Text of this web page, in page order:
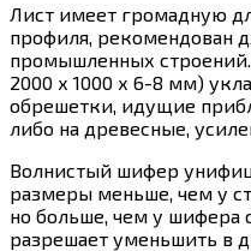
Лист имеет громадную
профиля, рекомендован
промышленных
2000 х 1000 х 6-8 мм)
обрешетки, идущие
либо на древесные,
Волнистый шифер
размеры меньше, чем у
но больше, чем у шифера
разрешает уменьшить в